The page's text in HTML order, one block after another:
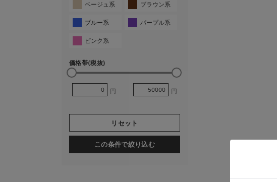
ベージュ系 ブラウン系
ブルー系 パープル系
ピンク系
価格帯(税抜)
円 円
リセット
この条件で絞り込む